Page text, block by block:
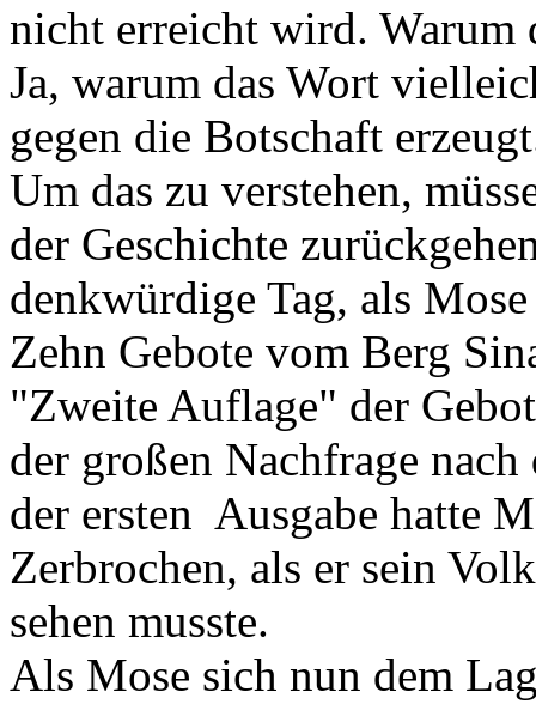
nicht erreicht wird. Warum
Ja, warum das Wort
gegen die Botschaft
Um das zu verstehen,
der Geschichte
denkwürdige Tag, als
Zehn Gebote vom Berg
"Zweite Auflage" der
der großen Nachfrage
der ersten Ausgabe hatte
Zerbrochen, als er sein
sehen musste.
Als Mose sich nun dem